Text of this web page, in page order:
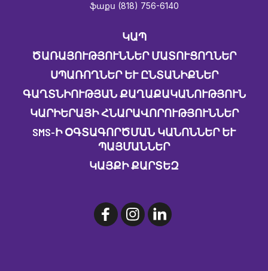
ֆաքս (818) 756-6140
ԿԱՊ
ԾԱՌԱՅՈՒԹՅՈՒՆՆԵՐ ՄԱՏՈՒՑՈՂՆԵՐ
ՍՊԱՌՈՂՆԵՐ ԵՒ ԸՆՏԱՆԻՔՆԵՐ
ԳԱՂՏՆԻՈՒԹՅԱՆ ՔԱՂԱՔԱԿԱՆՈՒԹՅՈՒՆ
ԿԱՐԻԵՐԱՅԻ ՀՆԱՐԱՎՈՐՈՒԹՅՈՒՆՆԵՐ
SMS-Ի ՕԳՏԱԳՈՐԾՄԱՆ ԿԱՆՈՆՆԵՐ ԵՒ Պ
ԱՅՄԱՆՆԵՐ
ԿԱՅՔԻ ՔԱՐՏԵԶ